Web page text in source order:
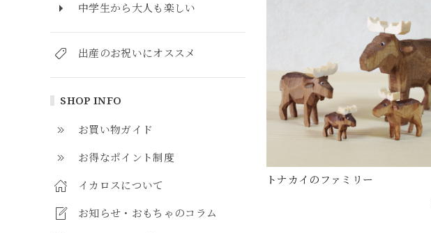
中学生から大人も楽しい
出産のお祝いにオススメ
SHOP INFO
お買い物ガイド
お得なポイント制度
イカロスについて
お知らせ・おもちゃのコラム
トナカイのファミリー